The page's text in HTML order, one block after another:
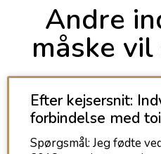
Andre
måske
Efter kejsersnit:
forbindelse med
Spørgsmål: Jeg fødte